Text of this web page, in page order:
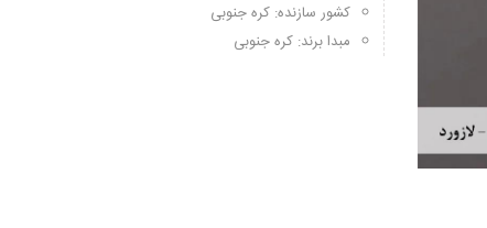
کشور سازنده: کره جنوبی
مبدا برند: کره جنوبی